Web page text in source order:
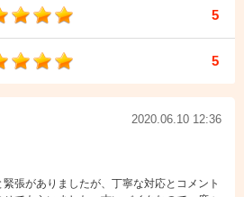
5
5
2020.06.10 12:36
張がありましたが、丁寧な対応とコメント